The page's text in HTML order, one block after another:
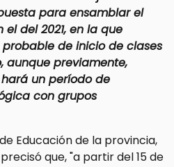
para ensamblar el
del 2021, en la que
de inicio de clases
aunque previamente,
un período de
con grupos
Educación de la provincia,
que, "a partir del 15 de